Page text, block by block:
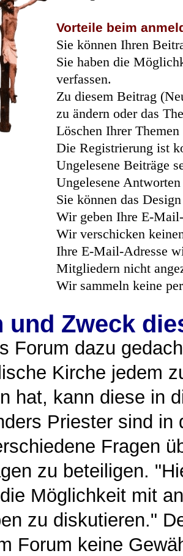
Vorteile beim
Sie können Ihren
Sie haben die
verfassen.
Zu diesem Beitrag
zu ändern oder das
Löschen Ihrer
Die Registrierung ist
Ungelesene Beiträge
Ungelesene
Sie können das
Wir geben Ihre E-
Wir verschicken
Ihre E-Mail-Adresse
Mitgliedern nicht
Wir sammeln keine
und Zweck
Forum dazu
Kirche jedem
hat, kann diese in
Priester sind in
Fragen
zu beteiligen.
Möglichkeit mit
zu diskutieren."
Forum keine